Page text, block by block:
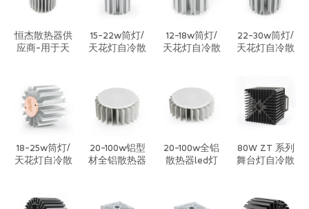
恒杰散热器供
应商-用于天
15-22w筒灯/
天花灯自冷散
12-18w筒灯/
天花灯自冷散
22-30w筒灯/
天花灯自冷散
18-25w筒灯/
天花灯自冷散
20-100w铝型
材全铝散热器
20-100w全铝
散热器led灯
80W ZT 系列
舞台灯自冷散